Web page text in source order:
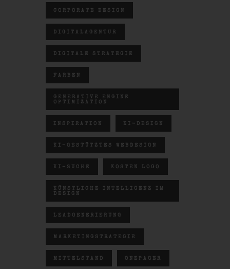
CORPORATE DESIGN
DIGITALAGENTUR
DIGITALE STRATEGIE
FARBEN
GENERATIVE ENGINE
OPTIMIZATION
INSPIRATION KI-DESIGN
KI-GESTÜTZTES WEBDESIGN
KI-SUCHE KOSTEN LOGO
KÜNSTLICHE INTELLIGENZ IM
DESIGN
LEADGENERIERUNG
MARKETINGSTRATEGIE
MITTELSTAND ONEPAGER